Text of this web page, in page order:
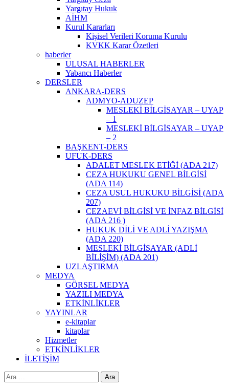
Yargıtay Hukuk
AİHM
Kurul Kararları
Kişisel Verileri Koruma Kurulu
KVKK Karar Özetleri
haberler
ULUSAL HABERLER
Yabancı Haberler
DERSLER
ANKARA-DERS
ADMYO-ADUZEP
MESLEKİ BİLGİSAYAR – UYAP
– 1
MESLEKİ BİLGİSAYAR – UYAP
– 2
BAŞKENT-DERS
UFUK-DERS
ADALET MESLEK ETİĞİ (ADA 217)
CEZA HUKUKU GENEL BİLGİSİ
(ADA 114)
CEZA USUL HUKUKU BİLGİSİ (ADA
207)
CEZAEVİ BİLGİSİ VE İNFAZ BİLGİSİ
(ADA 216 )
HUKUK DİLİ VE ADLİ YAZIŞMA
(ADA 220)
MESLEKİ BİLGİSAYAR (ADLİ
BİLİŞİM) (ADA 201)
UZLAŞTIRMA
MEDYA
GÖRSEL MEDYA
YAZILI MEDYA
ETKİNLİKLER
YAYINLAR
e-kitaplar
kitaplar
Hizmetler
ETKİNLİKLER
İLETİŞİM
Arama: